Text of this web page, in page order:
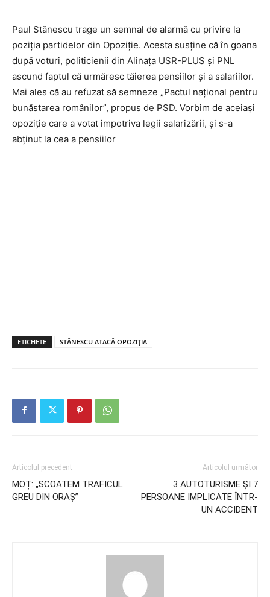
Paul Stănescu trage un semnal de alarmă cu privire la
poziția partidelor din Opoziție. Acesta susține că în goana
după voturi, politicienii din Alinața USR-PLUS și PNL
ascund faptul că urmăresc tăierea pensiilor și a salariilor.
Mai ales că au refuzat să semneze „Pactul național pentru
bunăstarea românilor”, propus de PSD. Vorbim de aceiași
opoziție care a votat impotriva legii salarizării, și s-a
abținut la cea a pensiilor
ETICHETE STĂNESCU ATACĂ OPOZIȚIA
Articolul precedent
MOȚ: „SCOATEM TRAFICUL
GREU DIN ORAȘ”
Articolul următor
3 AUTOTURISME ȘI 7
PERSOANE IMPLICATE ÎNTR-
UN ACCIDENT